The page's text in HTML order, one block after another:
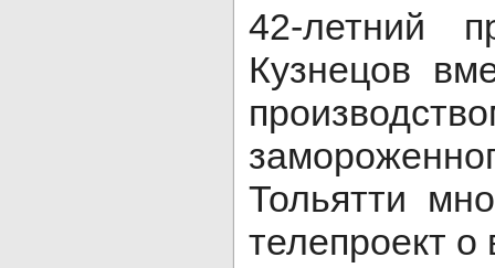
42-летний
Кузнецов
Тольятти
телепроект